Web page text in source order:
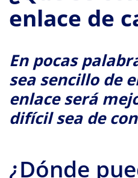
enlace de
En pocas
sea sencillo de
enlace será
difícil sea de
¿Dónde